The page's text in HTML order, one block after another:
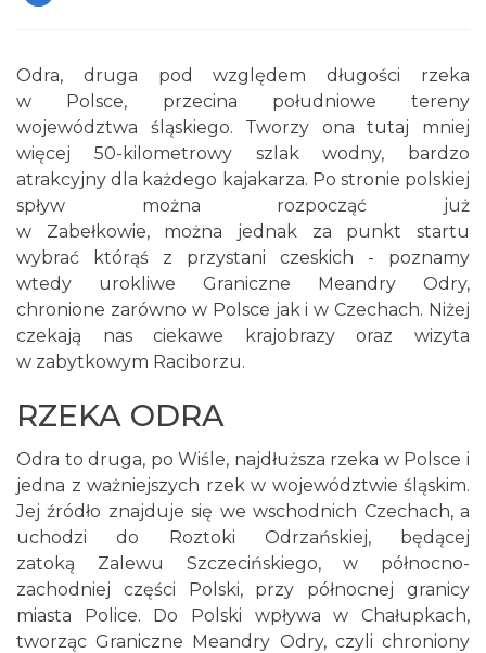
Odra, druga pod względem długości rzeka
w Polsce, przecina południowe tereny
województwa śląskiego. Tworzy ona tutaj mniej
więcej 50-kilometrowy szlak wodny, bardzo
atrakcyjny dla każdego kajakarza. Po stronie polskiej
spływ można rozpocząć już
w Zabełkowie, można jednak za punkt startu
wybrać którąś z przystani czeskich - poznamy
wtedy urokliwe Graniczne Meandry Odry,
chronione zarówno w Polsce jak i w Czechach. Niżej
czekają nas ciekawe krajobrazy oraz wizyta
w zabytkowym Raciborzu.
RZEKA ODRA
Odra to druga, po Wiśle, najdłuższa rzeka w Polsce i
jedna z ważniejszych rzek w województwie śląskim.
Jej źródło znajduje się we wschodnich Czechach, a
uchodzi do Roztoki Odrzańskiej, będącej
zatoką Zalewu Szczecińskiego, w północno-
zachodniej części Polski, przy północnej granicy
miasta Police. Do Polski wpływa w Chałupkach,
tworząc Graniczne Meandry Odry, czyli chroniony